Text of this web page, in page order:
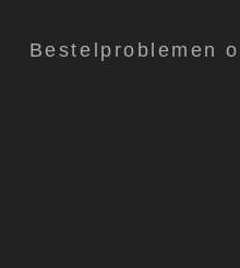
Bestelproblemen